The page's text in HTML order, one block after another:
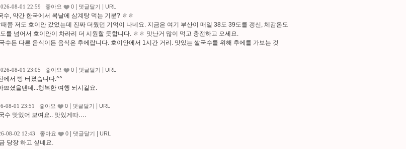
08-01 22:59 좋아요 0 댓글달기 URL
수, 약간 한국에서 복날에 삼계탕 먹는 기분? ㅎㅎ
쯤 저도 호이안 갔었는데 진짜 더웠던 기억이 나네요. 지금은 여기 부산이 매일 38도 39도를 갱신, 체감온도
를 넘어서 호이안이 차라리 더 시원할 듯합니다. ㅎㅎ 맛난거 많이 먹고 충전하고 오세요.
수든 다른 음식이든 음식은 후에랍니다. 호이안에서 1시간 거리. 맛있는 쌀국수를 위해 후에를 가보는 것
08-01 23:05 좋아요 0 댓글달기 URL
에서 빵 터졌습니다.^^
쁘셨을텐데...행복한 여행 되시길요.
08-01 23:51 좋아요 0 댓글달기 URL
수 맛있어 보여요.. 맛있게따….
08-02 12:43 좋아요 0 댓글달기 URL
당장 하고 싶네요.